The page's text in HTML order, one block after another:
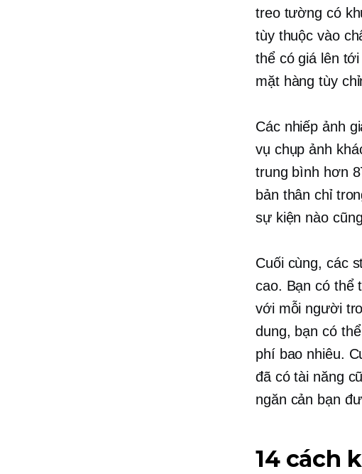
treo tường có
tùy thuộc vào
thể có giá lên
mặt hàng tùy
Các nhiếp ảnh
vụ chụp ảnh
trung bình hơn
bản thân chỉ
sự kiện nào
Cuối cùng, các
cao. Bạn có thể
với mỗi người
dung, bạn có
phí bao nhiêu.
đã có tài năng
ngăn cản bạn
14 cách